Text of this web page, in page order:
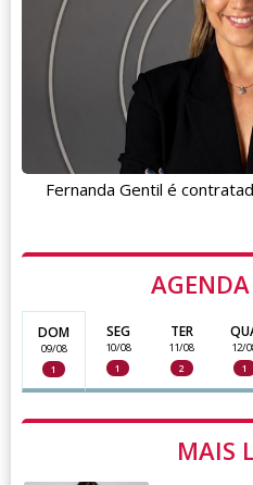
AGENDA
DOM
09/08
1
SEG
10/08
1
TER
11/08
2
12/
1
MAIS
Fernanda Gentil é